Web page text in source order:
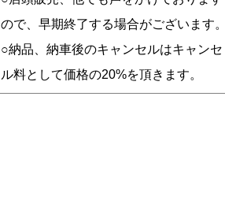
ので、早期終了する場合がございます。
○納品、納車後のキャンセルはキャンセ
ル料として価格の20%を頂きます。